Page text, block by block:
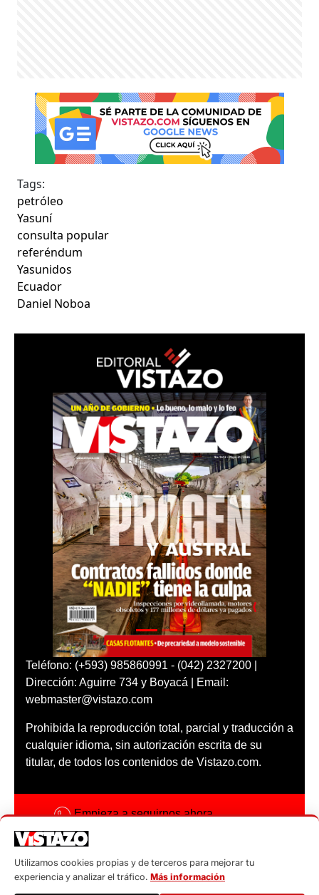
Tags:
petróleo
Yasuní
consulta popular
referéndum
Yasunidos
Ecuador
Daniel Noboa
Teléfono: (+593) 985860991 - (042) 2327200 |
Dirección: Aguirre 734 y Boyacá | Email:
webmaster@vistazo.com
Prohibida la reproducción total, parcial y traducción a
cualquier idioma, sin autorización escrita de su
titular, de todos los contenidos de Vistazo.com.
Empieza a seguirnos ahora
Código ética
Sugerencias a:
Utilizamos cookies propias y de terceros para mejorar tu
experiencia y analizar el tráfico. Más información